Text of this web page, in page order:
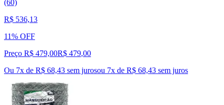
(60)
R$ 536,13
11% OFF
Preço R$ 479,00R$ 479,00
Ou 7x de R$ 68,43 sem jurosou 7x de R$ 68,43 sem juros